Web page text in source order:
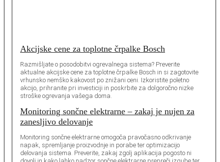
Akcijske cene za toplotne črpalke Bosch
Razmišljate o posodobitvi ogrevalnega sistema? Preverite
aktualne akcijske cene za toplotne črpalke Bosch in si zagotovite
vrhunsko nemško kakovost po znižani ceni. Izkoristite poletno
akcijo, prihranite pri investiciji in poskrbite za dolgoročno nizke
stroške ogrevanja vašega doma.
Monitoring sončne elektrarne – zakaj je nujen za
zanesljivo delovanje
Monitoring sončne elektrarne omogoča pravočasno odkrivanje
napak, spremljanje proizvodnje in porabe ter optimizacijo
delovanja sistema. Preverite, zakaj zgolj aplikacija pogosto ni